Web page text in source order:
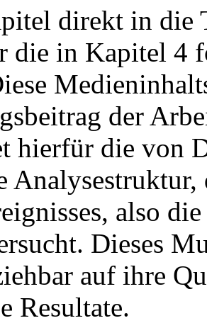
direkt in die
die in Kapitel 4
der
hierfür die von
also
Dieses
auf ihre
Resultate.